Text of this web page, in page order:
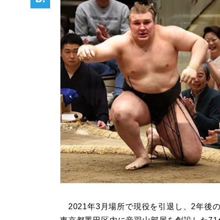
2021年3月場所で現役を引退し、2年後